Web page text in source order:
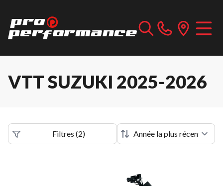
VTT SUZUKI 2025-2026
Filtres (2)